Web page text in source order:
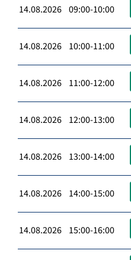
14.08.2026 09:00-10:00
14.08.2026 10:00-11:00
14.08.2026 11:00-12:00
14.08.2026 12:00-13:00
14.08.2026 13:00-14:00
14.08.2026 14:00-15:00
14.08.2026 15:00-16:00